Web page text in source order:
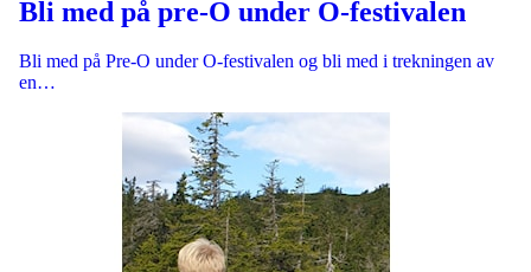
Bli med på pre-O under O-festivalen
Bli med på Pre-O under O-festivalen og bli med i trekningen av
en…